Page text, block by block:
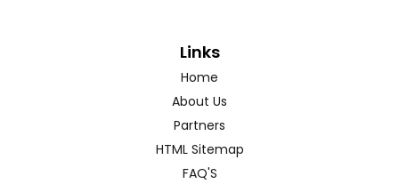
Links
Home
About Us
Partners
HTML Sitemap
FAQ'S